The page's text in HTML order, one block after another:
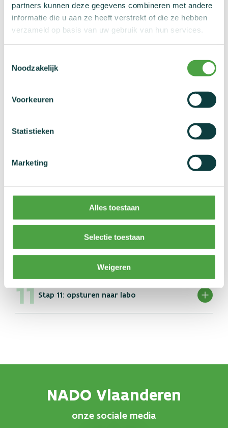
partners kunnen deze gegevens combineren met andere
informatie die u aan ze heeft verstrekt of die ze hebben
verzameld op basis van uw gebruik van hun services.
Noodzakelijk
Voorkeuren
Statistieken
Marketing
Alles toestaan
Selectie toestaan
Weigeren
Stap 3: maak het jezelf gemakkelijk
Stap 8: wondverzorging
Stap 9: controle van nummers
Stap 11: opsturen naar labo
NADO Vlaanderen
onze sociale media